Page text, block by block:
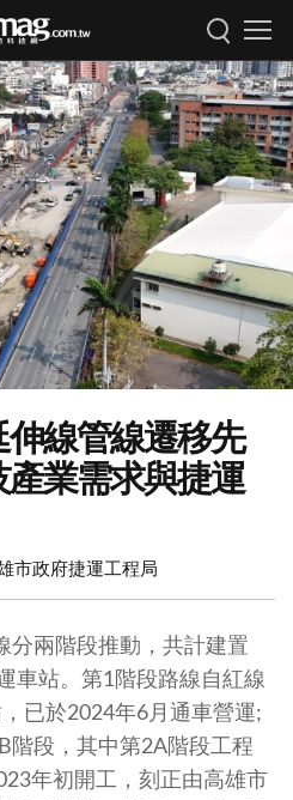
線管線遷移先
業需求與捷運
市政府捷運工程局
分兩階段推動，共計建置
車站。第1階段路線自紅線
已於2024年6月通車營運;
階段，其中第2A階段工程
年初開工，刻正由高雄市